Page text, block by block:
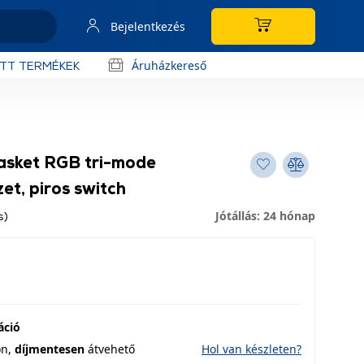
Bejelentkezés
TERMÉKEK Áruházkereső
RGB tri-mode
piros switch
Jótállás: 24 hónap
díjmentesen átvehető Hol van készleten?